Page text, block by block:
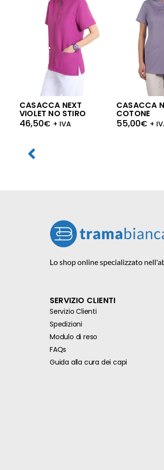
CASACCA NEXT
VIOLET NO STIRO
46,50€ + IVA
CASACCA
COTONE
55,00€ +
Lo shop online specializzato
SERVIZIO CLIENTI
Servizio Clienti
Spedizioni
Modulo di reso
FAQs
Guida alla cura dei capi